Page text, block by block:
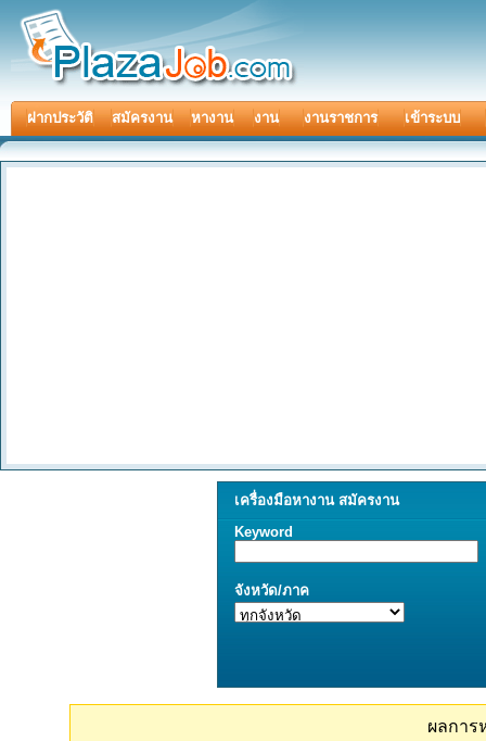
ฝากประวัติ สมัครงาน หางาน งาน งานราชการ เข้าระบบ
เครื่องมือหางาน สมัครงาน
Keyword
จังหวัด/ภาค
ผลการ